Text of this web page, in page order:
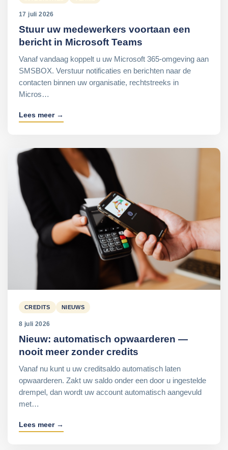
17 juli 2026
Stuur uw medewerkers voortaan een
bericht in Microsoft Teams
Vanaf vandaag koppelt u uw Microsoft 365-omgeving aan
SMSBOX. Verstuur notificaties en berichten naar de
contacten binnen uw organisatie, rechtstreeks in
Micros…
Lees meer →
CREDITS NIEUWS
8 juli 2026
Nieuw: automatisch opwaarderen —
nooit meer zonder credits
Vanaf nu kunt u uw creditsaldo automatisch laten
opwaarderen. Zakt uw saldo onder een door u ingestelde
drempel, dan wordt uw account automatisch aangevuld
met…
Lees meer →